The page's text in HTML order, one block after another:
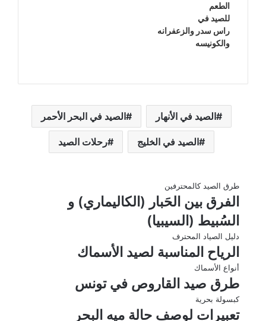
الطعم
للصيد في
راس سدر والزعفرانه
والكونيسه
الصيد في الأنهار الصيد في البحر الأحمر
الصيد في الخليج رحلات الصيد
طرق الصيد كالمحترفين
الفرق بين الحَبار (الكاليماري) و
السُبيط (السيبيا)
دليل الصياد المحترف
الرياح المناسبة لصيد الأسماك
أنواع الأسماك
طرق صيد القاروص في تونس
كبسولة بحرية
تعبيرات لوصف حالة ميه البحر